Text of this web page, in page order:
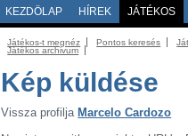
KEZDÖLAP HÍREK JÁTÉKOS
Játékos-t megnéz Pontos keresés
Játékos archivum
Kép küldése
Vissza profilja Marcelo Cardozo